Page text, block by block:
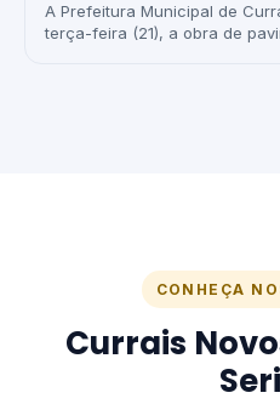
A Prefeitura Municipal de
terça-feira (21), a obra de
CONHEÇA
Currais